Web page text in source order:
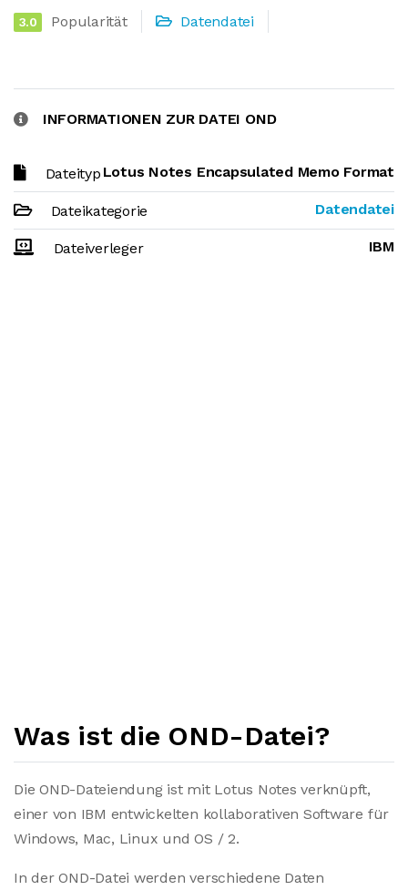
3.0 Popularität Datendatei
INFORMATIONEN ZUR DATEI OND
Dateityp Lotus Notes Encapsulated Memo Format
Dateikategorie Datendatei
Dateiverleger IBM
Was ist die OND-Datei?
Die OND-Dateiendung ist mit Lotus Notes verknüpft,
einer von IBM entwickelten kollaborativen Software für
Windows, Mac, Linux und OS / 2.
In der OND-Datei werden verschiedene Daten